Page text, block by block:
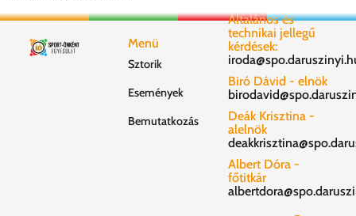
Menü
Sztorik
Események
Bemutatkozás
Általános és
technikai jellegű
kérdések:
Biró Dávid - elnök
Deák Krisztina -
alelnök
Albert Dóra -
főtitkár